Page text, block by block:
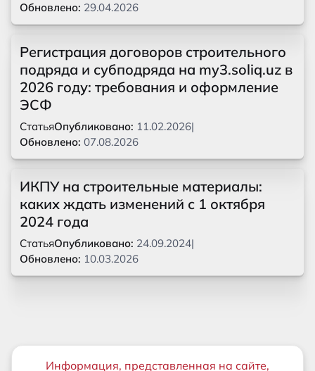
Обновлено: 29.04.2026
Регистрация договоров строительного
подряда и субподряда на my3.soliq.uz в
2026 году: требования и оформление
ЭСФ
СтатьяОпубликовано: 11.02.2026|
Обновлено: 07.08.2026
ИКПУ на строительные материалы:
каких ждать изменений с 1 октября
2024 года
СтатьяОпубликовано: 24.09.2024|
Обновлено: 10.03.2026
Важная информация
Информация, представленная на сайте,